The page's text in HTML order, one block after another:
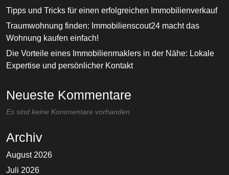
Tipps und Tricks für einen erfolgreichen Immobilienverkauf
Traumwohnung finden: Immobilienscout24 macht das
Wohnung kaufen einfach!
Die Vorteile eines Immobilienmaklers in der Nähe: Lokale
Expertise und persönlicher Kontakt
Neueste Kommentare
Es sind keine Kommentare vorhanden.
Archiv
August 2026
Juli 2026